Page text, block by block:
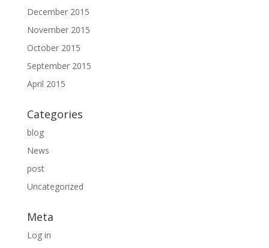
December 2015
November 2015
October 2015
September 2015
April 2015
Categories
blog
News
post
Uncategorized
Meta
Log in